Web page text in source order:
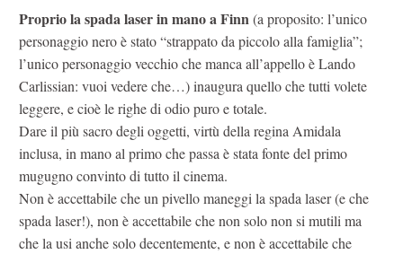
Proprio la spada laser in mano a Finn(a proposito: l’unico
personaggio nero è stato “strappato da piccolo alla famiglia”;
l’unico personaggio vecchio che manca all’appello è Lando
Carlissian: vuoi vedere che…) inaugura quello che tutti volete
leggere, e cioè le righe di odio puro e totale.
Dare il più sacro degli oggetti, virtù della regina Amidala
inclusa, in mano al primo che passa è stata fonte del primo
mugugno convinto di tutto il cinema.
Non è accettabile che un pivello maneggi la spada laser (e che
spada laser!), non è accettabile che non solo non si mutili ma
che la usi anche solo decentemente, e non è accettabile che